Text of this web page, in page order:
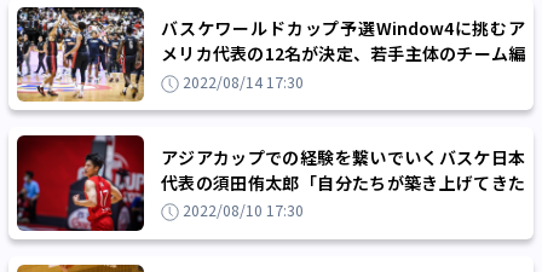
バスケワールドカップ予選Window4に挑むア
メリカ代表の12名が決定、若手主体のチーム編
成に2022/08/14 17:30
アジアカップでの経験を繋いでいくバスケ日本
代表の須田侑太郎「自分たちが築き上げてきた
ものを体現していきたい」
2022/08/10 17:30